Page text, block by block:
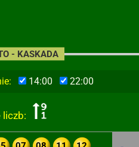
14:00 22:00
liczb:
- KASKADA